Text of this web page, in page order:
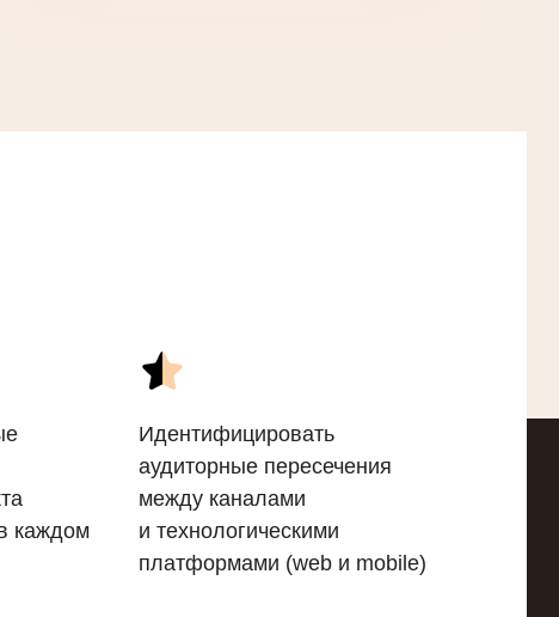
каждом
Идентифицировать
аудиторные пересечения
между каналами
и технологическими
платформами (web и mobile)